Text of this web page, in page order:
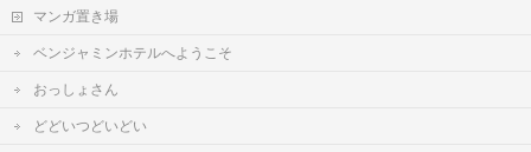
マンガ置き場
ベンジャミンホテルへようこそ
おっしょさん
どどいつどいどい